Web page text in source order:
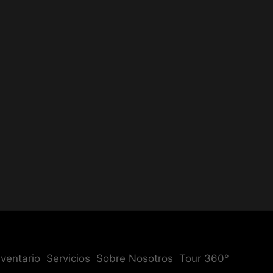
Servicios Sobre Nosotros Tour 360°